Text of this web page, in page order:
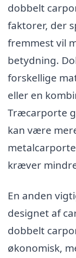
dobbelt
faktorer, der
fremmest vil
betydning.
forskellige
eller en
Træcarporte
kan være
kræver
En anden
designet af
dobbelt
økonomisk,